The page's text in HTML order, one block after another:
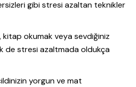
gibi stresi azaltan teknikler
okumak veya sevdiğiniz
de stresi azaltmada oldukça
yorgun ve mat